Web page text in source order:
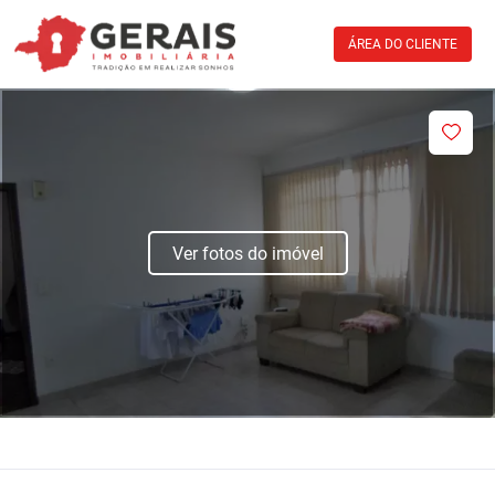
ÁREA DO CLIENTE
Ver fotos do imóvel